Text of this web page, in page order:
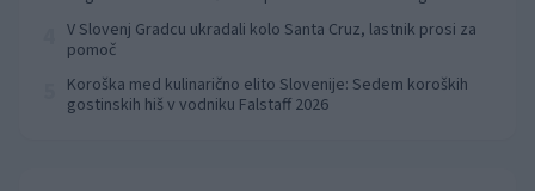
V Slovenj Gradcu ukradali kolo Santa Cruz, lastnik prosi za
pomoč
Koroška med kulinarično elito Slovenije: Sedem koroških
gostinskih hiš v vodniku Falstaff 2026